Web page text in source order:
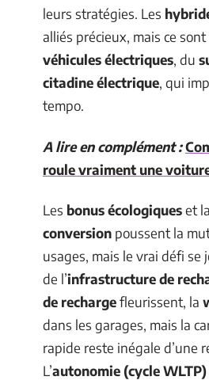
leurs stratégies. Les
alliés précieux, mais ce
véhicules électriques, du
citadine électrique, qui
tempo.
A lire en complément :
roule vraiment une
Les bonus écologiqueset la
conversion poussent la
usages, mais le vrai défi se
de l’infrastructure de
de rechargefleurissent, la
dans les garages, mais la
rapide reste inégale d’une
L’autonomie (cycle WLTP)